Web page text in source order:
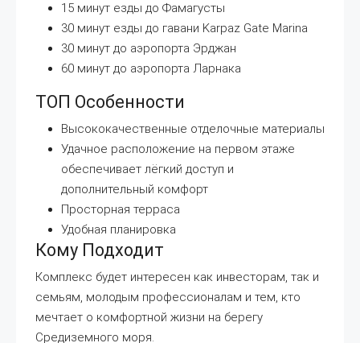
15 минут езды до Фамагусты
30 минут езды до гавани Karpaz Gate Marina
30 минут до аэропорта Эрджан
60 минут до аэропорта Ларнака
ТОП Особенности
Высококачественные отделочные материалы
Удачное расположение на первом этаже
обеспечивает лёгкий доступ и
дополнительный комфорт
Просторная терраса
Удобная планировка
Кому Подходит
Комплекс будет интересен как инвесторам, так и
семьям, молодым профессионалам и тем, кто
мечтает о комфортной жизни на берегу
Средиземного моря.